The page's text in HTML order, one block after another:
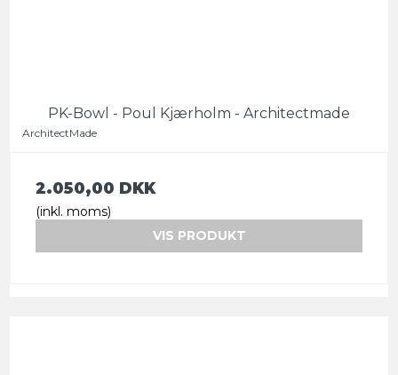
PK-Bowl - Poul Kjærholm - Architectmade
ArchitectMade
2.050,00 DKK
(inkl. moms)
VIS PRODUKT